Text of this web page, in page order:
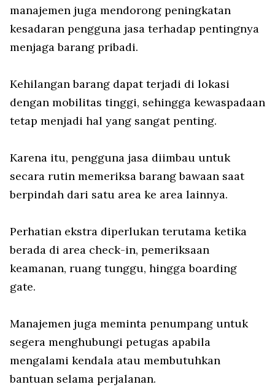
manajemen juga mendorong peningkatan
kesadaran pengguna jasa terhadap pentingnya
menjaga barang pribadi.
Kehilangan barang dapat terjadi di lokasi
dengan mobilitas tinggi, sehingga kewaspadaan
tetap menjadi hal yang sangat penting.
Karena itu, pengguna jasa diimbau untuk
secara rutin memeriksa barang bawaan saat
berpindah dari satu area ke area lainnya.
Perhatian ekstra diperlukan terutama ketika
berada di area check-in, pemeriksaan
keamanan, ruang tunggu, hingga boarding
gate.
Manajemen juga meminta penumpang untuk
segera menghubungi petugas apabila
mengalami kendala atau membutuhkan
bantuan selama perjalanan.